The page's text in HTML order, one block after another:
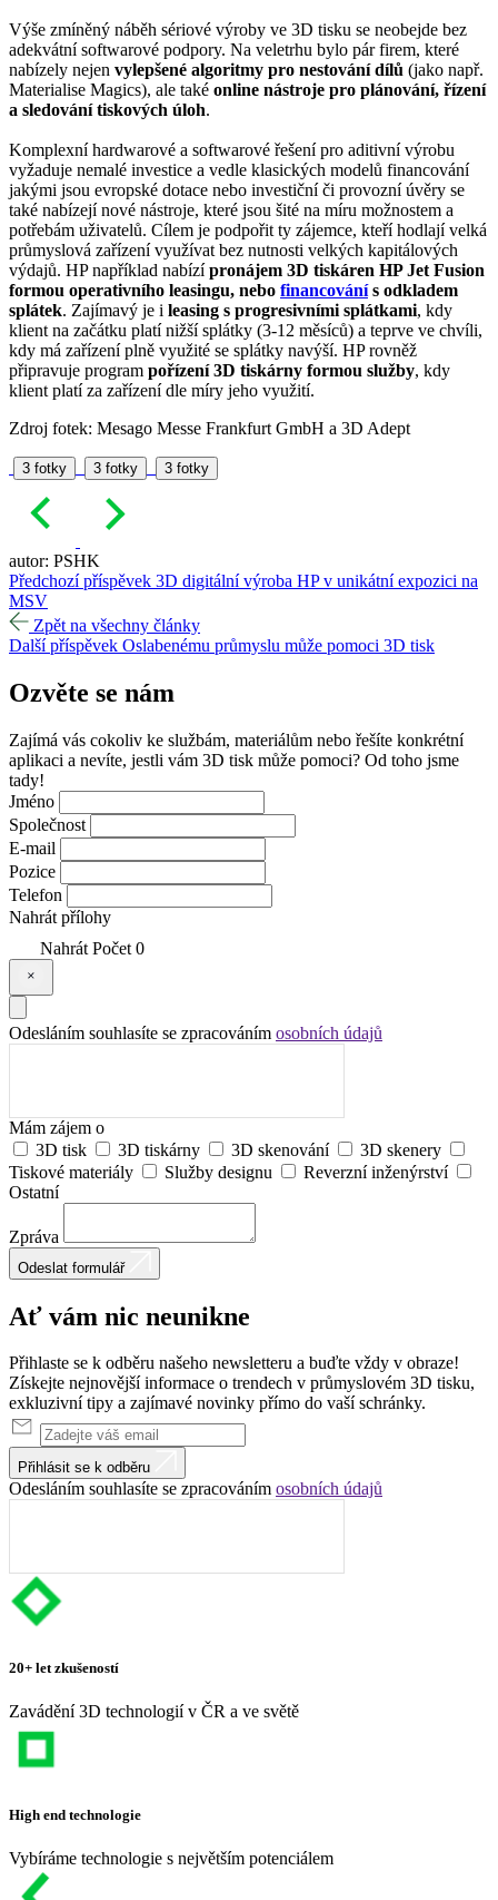
Výše zmíněný náběh sériové výroby ve 3D tisku se neobejde bez
adekvátní softwarové podpory. Na veletrhu bylo pár firem, které
nabízely nejen vylepšené algoritmy pro nestování dílů (jako např.
Materialise Magics), ale také online nástroje pro plánování, řízení
a sledování tiskových úloh.
Komplexní hardwarové a softwarové řešení pro aditivní výrobu
vyžaduje nemalé investice a vedle klasických modelů financování
jakými jsou evropské dotace nebo investiční či provozní úvěry se
také nabízejí nové nástroje, které jsou šité na míru možnostem a
potřebám uživatelů. Cílem je podpořit ty zájemce, kteří hodlají velká
průmyslová zařízení využívat bez nutnosti velkých kapitálových
výdajů. HP například nabízípronájem 3D tiskáren HP Jet Fusion
formou operativního leasingu, nebo financovánís odkladem
splátek. Zajímavý je i leasing s progresivními splátkami, kdy
klient na začátku platí nižší splátky (3-12 měsíců) a teprve ve chvíli,
kdy má zařízení plně využité se splátky navýší. HP rovněž
připravuje program pořízení 3D tiskárny formou služby, kdy
klient platí za zařízení dle míry jeho využití.
Zdroj fotek: Mesago Messe Frankfurt GmbH a 3D Adept
3 fotky 3 fotky 3 fotky
autor: PSHK
Předchozí příspěvek 3D digitální výroba HP v unikátní expozici na
MSV
Zpět na všechny články
Další příspěvek Oslabenému průmyslu může pomoci 3D tisk
Ozvěte se nám
Zajímá vás cokoliv ke službám, materiálům nebo řešíte konkrétní
aplikaci a nevíte, jestli vám 3D tisk může pomoci? Od toho jsme
tady!
Jméno
Společnost
E-mail
Pozice
Telefon
Nahrát přílohy
Nahrát Počet 0
Odesláním souhlasíte se zpracováním osobních údajů
Mám zájem o
3D tisk
3D tiskárny 3D skenování
3D skenery
Tiskové materiály
Služby designu
Reverzní inženýrství
Ostatní
Zpráva
Odeslat formulář
Ať vám nic neunikne
Přihlaste se k odběru našeho newsletteru a buďte vždy v obraze!
Získejte nejnovější informace o trendech v průmyslovém 3D tisku,
exkluzivní tipy a zajímavé novinky přímo do vaší schránky.
Přihlásit se k odběru
Odesláním souhlasíte se zpracováním osobních údajů
20+ let zkušeností
Zavádění 3D technologií v ČR a ve světě
High end technologie
Vybíráme technologie s největším potenciálem